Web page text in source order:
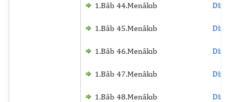
1.Bâb 44.Menâkıb
1.Bâb 45.Menâkıb
1.Bâb 46.Menâkıb
1.Bâb 47.Menâkıb
1.Bâb 48.Menâkıb